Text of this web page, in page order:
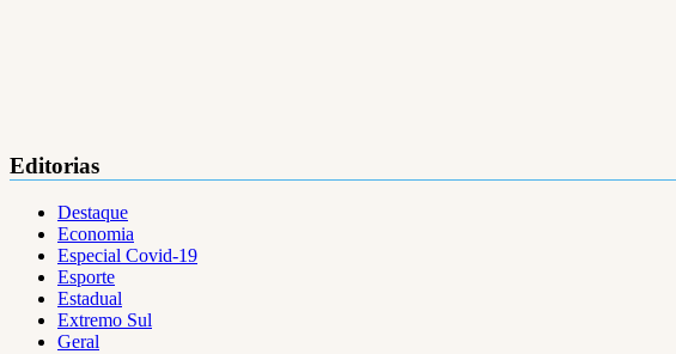
Editorias
Destaque
Economia
Especial Covid-19
Esporte
Estadual
Extremo Sul
Geral